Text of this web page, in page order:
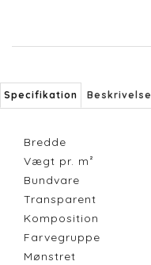
Specifikation Beskrivelse
Bredde
Vægt pr. m²
Bundvare
Transparent
Komposition
Farvegruppe
Mønstret